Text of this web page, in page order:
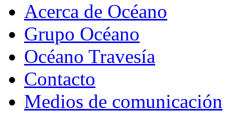
Acerca de Océano
Grupo Océano
Océano Travesía
Contacto
Medios de comunicación